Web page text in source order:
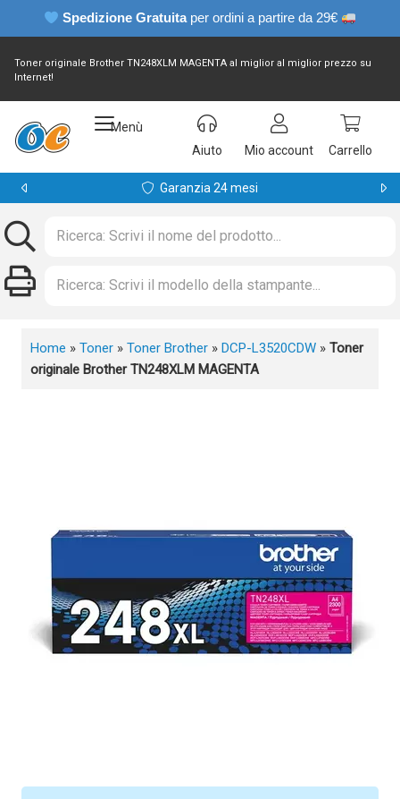
Spedizione Gratuita per ordini a partire da 29€
Toner originale Brother TN248XLM MAGENTA al miglior al miglior prezzo su
Internet!
Menù
Aiuto
Mio account Carrello
Garanzia 24 mesi
Home » Toner » Toner Brother » DCP-L3520CDW » Toner
originale Brother TN248XLM MAGENTA